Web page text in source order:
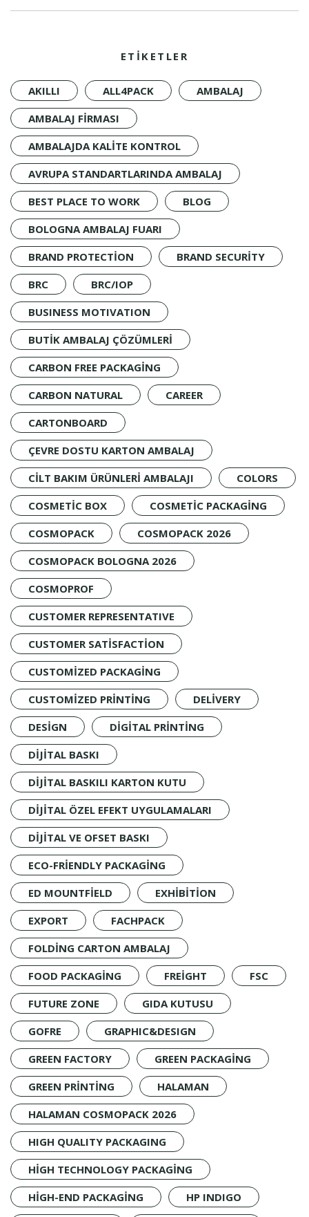
ETİKETLER
AKILLI ALL4PACK
AMBALAJ
AMBALAJ FIRMASI
AMBALAJDA KALITE KONTROL
AVRUPA STANDARTLARINDA AMBALAJ
BEST PLACE TO WORK
BLOG
BOLOGNA AMBALAJ FUARI
BRAND PROTECTION
BRAND SECURITY
BRC
BRC/IOP
BUSINESS MOTIVATION
BUTIK AMBALAJ ÇÖZÜMLERI
CARBON FREE PACKAGING
CARBON NATURAL
CAREER
CARTONBOARD
ÇEVRE DOSTU KARTON AMBALAJ
CILT BAKIM ÜRÜNLERI AMBALAJI
COLORS
COSMETIC BOX
COSMETIC PACKAGING
COSMOPACK
COSMOPACK 2026
COSMOPACK BOLOGNA 2026
COSMOPROF
CUSTOMER REPRESENTATIVE
CUSTOMER SATISFACTION
CUSTOMIZED PACKAGING
CUSTOMIZED PRINTING
DELIVERY
DESIGN
DIGITAL PRINTING
DIJITAL BASKI
DIJITAL BASKILI KARTON KUTU
DIJITAL ÖZEL EFEKT UYGULAMALARI
DIJITAL VE OFSET BASKI
ECO-FRIENDLY PACKAGING
ED MOUNTFIELD
EXHIBITION
EXPORT
FACHPACK
FOLDING CARTON AMBALAJ
FOOD PACKAGING
FREIGHT
FSC
FUTURE ZONE
GIDA KUTUSU
GOFRE
GRAPHIC&DESIGN
GREEN FACTORY
GREEN PACKAGING
GREEN PRINTING
HALAMAN
HALAMAN COSMOPACK 2026
HIGH QUALITY PACKAGING
HIGH TECHNOLOGY PACKAGING
HIGH-END PACKAGING
HP INDIGO